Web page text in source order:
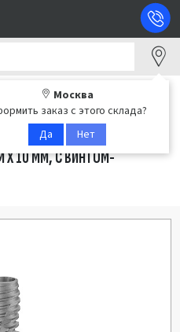
Москва
заказ с этого склада?
Да
Нет
X 10 ММ, С ВИНТОМ-